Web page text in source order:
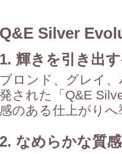
Q&E Silver
1. 輝きを引き出
ブロンド、グレイ
発された「Q&E
感のある仕上がりへ
2. なめらかな質